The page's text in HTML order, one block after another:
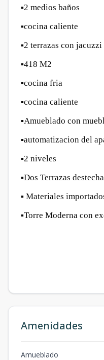
▪️2 medios baños
▪️cocina caliente
▪️2 terrazas con jacuzzi
▪️418 M2
▪️cocina fria
▪️cocina caliente
▪️Amueblado con
▪️automatizacion del
▪️2 niveles
▪️Dos Terrazas
▪️ Materiales
▪️Torre Moderna con
Amenidades
Amueblado